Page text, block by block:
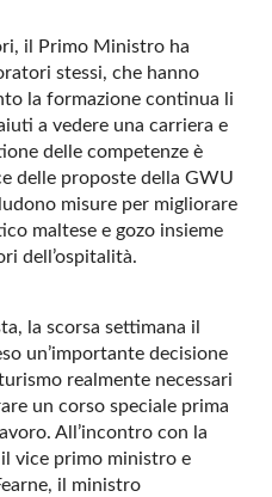
il Primo Ministro ha
stessi, che hanno
la formazione continua li
a vedere una carriera e
delle competenze è
delle proposte della GWU
misure per migliorare
maltese e gozo insieme
dell’ospitalità.
la scorsa settimana il
un’importante decisione
realmente necessari
un corso speciale prima
All’incontro con la
vice primo ministro e
il ministro